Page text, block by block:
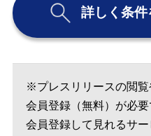
詳しく条
※プレスリリースの閲覧
会員登録（無料）が必要
会員登録して見れるサー